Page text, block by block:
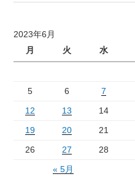
2023年6月
月
火 水
5
6 7
12
13 14
19
20 21
26
27 28
« 5月